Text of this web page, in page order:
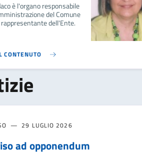
è l'organo responsabile
del Comune
rappresentante dell'Ente.
CONTENUTO
29 LUGLIO 2026
ad opponendum